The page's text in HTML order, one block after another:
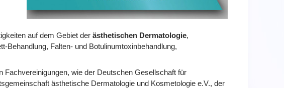
auf dem Gebiet der ästhetischen Dermatologie,
Behandlung, Falten- und Botulinumtoxinbehandlung,
wie der Deutschen Gesellschaft für
ästhetische Dermatologie und Kosmetologie e.V., der